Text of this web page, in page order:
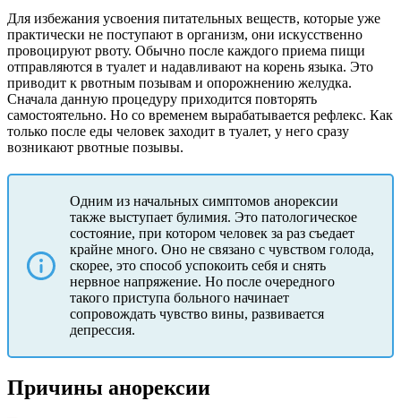
Для избежания усвоения питательных веществ, которые уже
практически не поступают в организм, они искусственно
провоцируют рвоту. Обычно после каждого приема пищи
отправляются в туалет и надавливают на корень языка. Это
приводит к рвотным позывам и опорожнению желудка.
Сначала данную процедуру приходится повторять
самостоятельно. Но со временем вырабатывается рефлекс. Как
только после еды человек заходит в туалет, у него сразу
возникают рвотные позывы.
Одним из начальных симптомов анорексии
также выступает булимия. Это патологическое
состояние, при котором человек за раз съедает
крайне много. Оно не связано с чувством голода,
скорее, это способ успокоить себя и снять
нервное напряжение. Но после очередного
такого приступа больного начинает
сопровождать чувство вины, развивается
депрессия.
Причины анорексии